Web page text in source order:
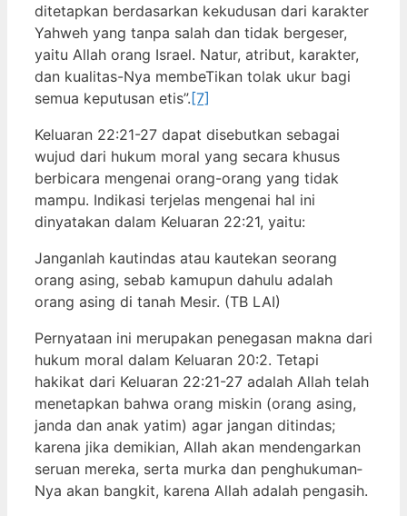
ditetapkan berdasarkan kekudusan dari karakter
Yahweh yang tanpa salah dan tidak bergeser,
yaitu Allah orang Israel. Natur, atribut, karakter,
dan kualitas-Nya membeTikan tolak ukur bagi
semua keputusan etis”.[7]
Keluaran 22:21-27 dapat disebutkan sebagai
wujud dari hukum moral yang secara khusus
berbicara mengenai orang-orang yang tidak
mampu. Indikasi terjelas mengenai hal ini
dinyatakan dalam Keluaran 22:21, yaitu:
Janganlah kautindas atau kautekan seorang
orang asing, sebab kamupun dahulu adalah
orang asing di tanah Mesir. (TB LAI)
Pernyataan ini merupakan penegasan makna dari
hukum moral dalam Keluaran 20:2. Tetapi
hakikat dari Keluaran 22:21-27 adalah Allah telah
menetapkan bahwa orang miskin (orang asing,
janda dan anak yatim) agar jangan ditindas;
karena jika demikian, Allah akan mendengarkan
seruan mereka, serta murka dan penghukuman­
Nya akan bangkit, karena Allah adalah pengasih.